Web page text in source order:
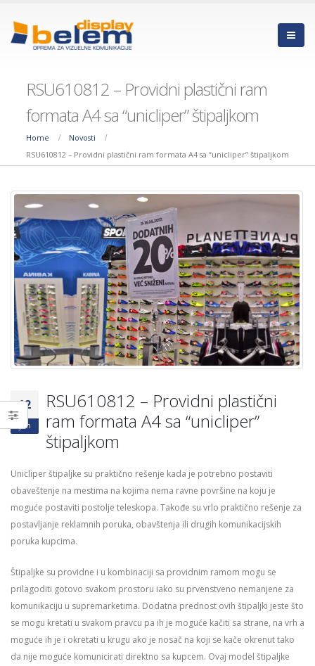
RSU610812 – Providni plastični ram
formata A4 sa “unicliper” štipaljkom
Home
Novosti
RSU610812 – Providni plastični ram formata A4 sa “unicliper” štipaljkom
12
jun
RSU610812 – Providni plastični
ram formata A4 sa “unicliper”
štipaljkom
Unicliper štipaljke su praktično rešenje kada je potrebno postaviti
obaveštenje na mestima na kojima nema ravne površine na koju je
moguće postaviti postolje teleskopa. Takođe su vrlo praktično rešenje za
postavljanje reklamnih poruka, obavštenja ili drugih komunikacijskih
poruka kupcima.
Štipaljke su providne i u kombinaciji sa providnim ramom mogu se
prilagoditi gotovo svakom prostoru iako su prvenstveno nemanjene za
komunikaciju u supremarketima. Dodatna prednost ovih štipaljki jeste što
se mogu kretati u svakom pravcu pa ih je moguće kačiti sa strane, na vrh a
moguće ih je i okretati u krugu ako je nosač na koji se kače okrenut tako
da nije moguće komunicirati direktno sa kupcem. Ovaj model štipaljke
PARAZIT TRAKE –
EFIKASNO RJEŠENJE ZA
20/05/2026
STUB BARIJERA SA
TRAKOM ZA USMERAVANJE
– hromiran
23/04/2026
KLIRITNE KUTIJE ZA
DONACIJE,GLASANJE I
ANKETE
03/04/2026
LISTAČ SA
01/07/2026
WINDMASTER SA
PUNJIVOM BAZOM –
idealno rješenje za
vanjsko oglašavanje u svim
vremenskim uslovima
18/06/2026
KP – VEĆA
04/06/2026